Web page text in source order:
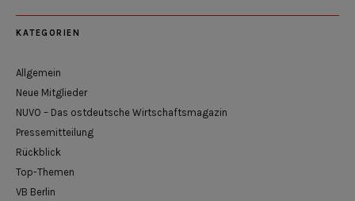
KATEGORIEN
Allgemein
Neue Mitglieder
NUVO – Das ostdeutsche Wirtschaftsmagazin
Pressemitteilung
Rückblick
Top-Themen
VB Berlin